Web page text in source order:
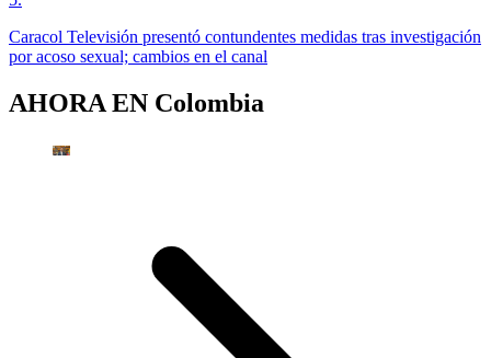
Caracol Televisión presentó contundentes medidas tras investigación
por acoso sexual; cambios en el canal
AHORA EN Colombia